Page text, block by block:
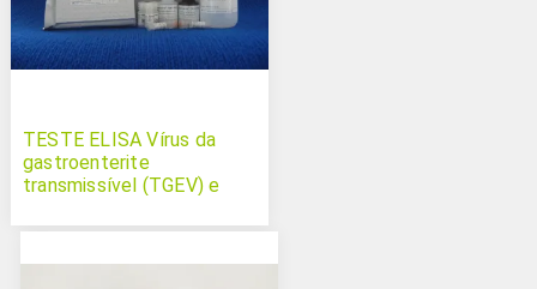
TESTE ELISA Vírus da
gastroenterite
transmissível (TGEV) e
suíno (PRCV) Swinecheck